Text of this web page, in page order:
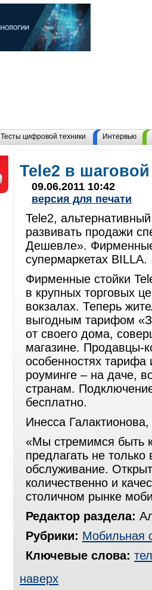
Тесты цифровой техники Интервью
Tele2 в
09.06.2011 10:42
версия для печати
Tele2,
развивать продажи
Дешевле». Фирменные
супермаркетах BILLA.
Фирменные стойки
в крупных торговых
вокзалах. Теперь
выгодным тарифом
от своего дома,
магазине. Продавцы-
особенностях тарифа
роуминге – на даче,
странам.
бесплатно.
Инесса
«Мы стремимся быть
предлагать не
обслуживание.
количественно и
столичном рынке
Редактор раздела:
Рубрики: Мобильная
Ключевые слова:
наверх